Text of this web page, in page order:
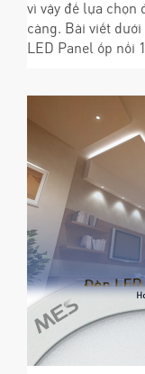
vì vậy để lựa chọn
càng. Bài viết
LED Panel ốp nổi